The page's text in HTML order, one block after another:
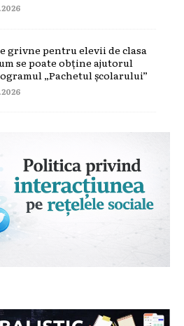
grivne pentru elevii de clasa
se poate obține ajutorul
„Pachetul școlarului”